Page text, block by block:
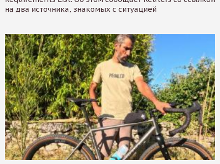
на два источника, знакомых с ситуацией